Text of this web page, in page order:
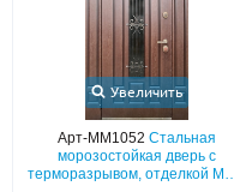
Увеличить
Арт-ММ1052 Стальная
морозостойкая дверь с
терморазрывом, отделкой